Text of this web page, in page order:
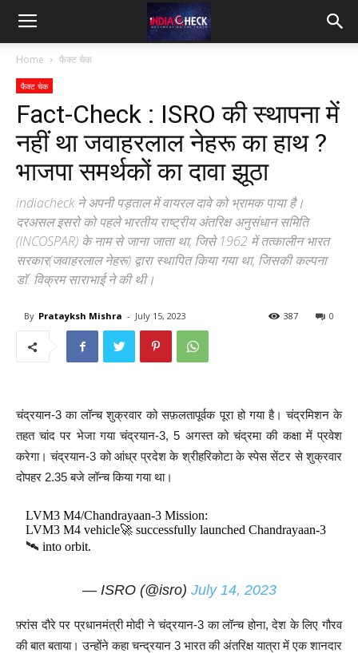
IndiaCheck
Home फैक्ट चेक
फैक्ट चेक
Fact-Check : ISRO की स्थापना में
नहीं था जवाहरलाल नेहरू का हाथ ?
भाजपा समर्थकों का दावा झूठा
indiacheck ने अपनी पड़ताल में वायरल दावे को भ्रामक पाया है।
दरअसल इसरो को पहले भारतीय राष्ट्रीय अंतरिक्ष अनुसंधान समिति
(INCOSPAR) के नाम से जाना जाता था, जिसे 1962 में तत्कालीन भारत
सरकार(जवाहरलाल नेहरू) द्वारा स्थापित किया गया था, जिसकी कल्पना
डॉ. विक्रम साराभाई ने की थी।
By Pratayksh Mishra - July 15, 2023 0
387
चंद्रयान-3 का लॉन्च शुक्रवार को सफ़लतापूर्वक पूरा हो गया है। चंद्रमिशन के
तहत चांद पर भेजा गया चंद्रयान-3, 5 अगस्त को चंद्रमा की कक्षा में प्रवेश
करेगा। चंद्रयान-3 को आंध्र प्रदेश के श्रीहरिकोटा के स्पेस सेंटर से शुक्रवार
दोपहर 2.35 बजे लॉन्च किया गया था।
LVM3 M4/Chandrayaan-3 Mission:
LVM3 M4 vehicle🚀 successfully launched Chandrayaan-3
🛰️ into orbit.
— ISRO (@isro) July 14, 2023
फ़्रांस दौरे पर प्रधानमंत्री मोदी ने चंद्रयान-3 का लॉन्च होना, देश के लिए गौरव
की बात बताया। उन्होंने कहा चन्द्रयान 3 भारत की अंतरिक्ष यात्रा में एक शानदार